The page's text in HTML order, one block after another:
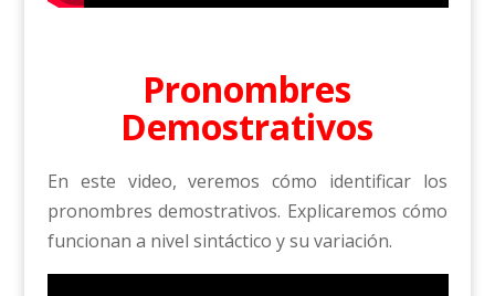
Pronombres
Demostrativos
En este video, veremos cómo identificar los
pronombres demostrativos. Explicaremos cómo
funcionan a nivel sintáctico y su variación.